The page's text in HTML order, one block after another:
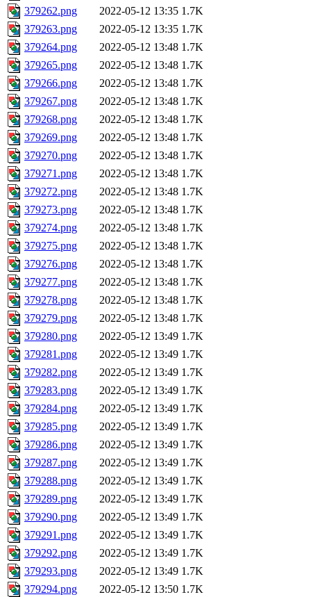
379262.png
2022-05-12 13:35 1.7K
379263.png
2022-05-12 13:35 1.7K
379264.png
2022-05-12 13:48 1.7K
379265.png
2022-05-12 13:48 1.7K
379266.png
2022-05-12 13:48 1.7K
379267.png
2022-05-12 13:48 1.7K
379268.png
2022-05-12 13:48 1.7K
379269.png
2022-05-12 13:48 1.7K
379270.png
2022-05-12 13:48 1.7K
379271.png
2022-05-12 13:48 1.7K
379272.png
2022-05-12 13:48 1.7K
379273.png
2022-05-12 13:48 1.7K
379274.png
2022-05-12 13:48 1.7K
379275.png
2022-05-12 13:48 1.7K
379276.png
2022-05-12 13:48 1.7K
379277.png
2022-05-12 13:48 1.7K
379278.png
2022-05-12 13:48 1.7K
379279.png
2022-05-12 13:48 1.7K
379280.png
2022-05-12 13:49 1.7K
379281.png
2022-05-12 13:49 1.7K
379282.png
2022-05-12 13:49 1.7K
379283.png
2022-05-12 13:49 1.7K
379284.png
2022-05-12 13:49 1.7K
379285.png
2022-05-12 13:49 1.7K
379286.png
2022-05-12 13:49 1.7K
379287.png
2022-05-12 13:49 1.7K
379288.png
2022-05-12 13:49 1.7K
379289.png
2022-05-12 13:49 1.7K
379290.png
2022-05-12 13:49 1.7K
379291.png
2022-05-12 13:49 1.7K
379292.png
2022-05-12 13:49 1.7K
379293.png
2022-05-12 13:49 1.7K
379294.png
2022-05-12 13:50 1.7K